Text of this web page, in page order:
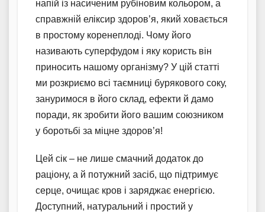
напій із насиченим рубіновим кольором, а
справжній еліксир здоров’я, який ховається
в простому коренеплоді. Чому його
називають суперфудом і яку користь він
приносить нашому організму? У цій статті
ми розкриємо всі таємниці бурякового соку,
зануримося в його склад, ефекти й дамо
поради, як зробити його вашим союзником
у боротьбі за міцне здоров’я!
Цей сік – не лише смачний додаток до
раціону, а й потужний засіб, що підтримує
серце, очищає кров і заряджає енергією.
Доступний, натуральний і простий у